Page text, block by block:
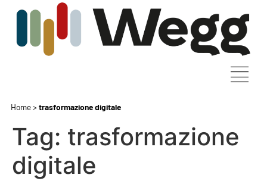
Home>trasformazione digitale
Tag: trasformazione
digitale